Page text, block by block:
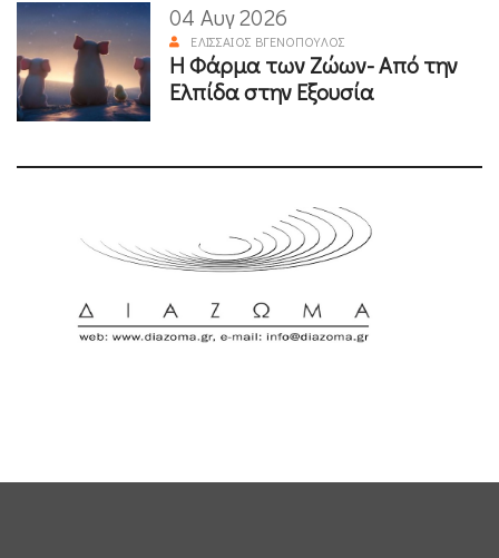
04 Αυγ 2026
ΕΛΙΣΣΑΊΟΣ ΒΓΕΝΌΠΟΥΛΟΣ
Η Φάρμα των Ζώων- Από την
Ελπίδα στην Εξουσία